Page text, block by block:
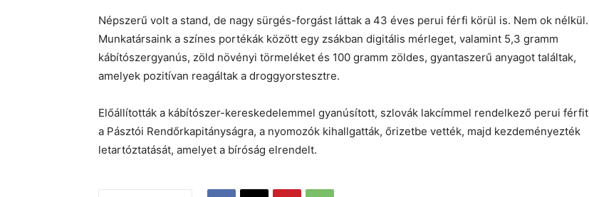
Népszerű volt a stand, de nagy sürgés-forgást láttak a 43 éves perui férfi körül is. Nem ok nélkül.
Munkatársaink a színes portékák között egy zsákban digitális mérleget, valamint 5,3 gramm
kábítószergyanús, zöld növényi törmeléket és 100 gramm zöldes, gyantaszerű anyagot találtak,
amelyek pozitívan reagáltak a droggyorstesztre.
Előállították a kábítószer-kereskedelemmel gyanúsított, szlovák lakcímmel rendelkező perui férfit
a Pásztói Rendőrkapitányságra, a nyomozók kihallgatták, őrizetbe vették, majd kezdeményezték
letartóztatását, amelyet a bíróság elrendelt.